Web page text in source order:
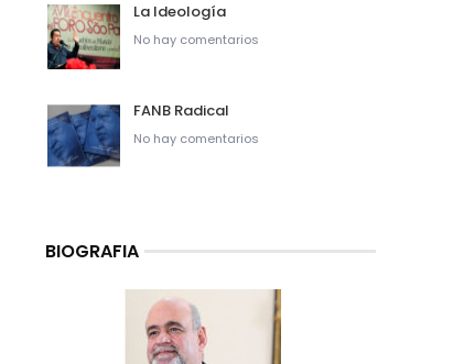
La Ideología
No hay comentarios
FANB Radical
No hay comentarios
BIOGRAFIA